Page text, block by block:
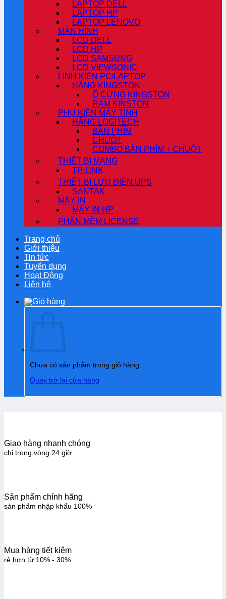
LAPTOP DELL
LAPTOP HP
LAPTOP LENOVO
MÀN HÌNH
LCD DELL
LCD HP
LCD SAMSUNG
LCD VIEWSONIC
LINH KIỆN PC/LAPTOP
HÃNG KINGSTON
Ổ CỨNG KINGSTON
RAM KINSTON
PHỤ KIỆN MÁY TÍNH
HÃNG LOGITECH
BÀN PHÍM
CHUỘT
COMBO BÀN PHÍM + CHUỘT
THIẾT BỊ MẠNG
TP-LINK
THIẾT BỊ LƯU ĐIỆN UPS
SANTAK
MÁY IN
MÁY IN HP
PHẦN MỀM LICENSE
Trang chủ
Giới thiệu
Tin tức
Tuyển dụng
Hoạt Động
Liên hệ
Chưa có sản phẩm trong giỏ hàng.
Quay trở lại cửa hàng
Giao hàng nhanh chóng
chỉ trong vòng 24 giờ
Sản phẩm chính hãng
sản phẩm nhập khẩu 100%
Mua hàng tiết kiệm
rẻ hơn từ 10% - 30%